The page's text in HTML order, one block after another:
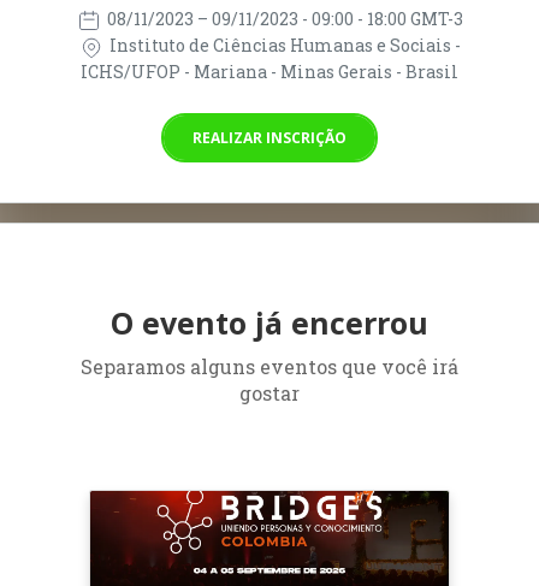
08/11/2023 – 09/11/2023 - 09:00 - 18:00 GMT-3
Instituto de Ciências Humanas e Sociais -
ICHS/UFOP - Mariana - Minas Gerais - Brasil
REALIZAR INSCRIÇÃO
O evento já encerrou
Separamos alguns eventos que você irá
gostar